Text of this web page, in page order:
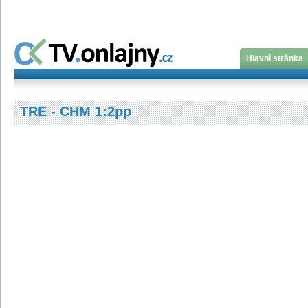
Hlavní stránka
TRE - CHM 1:2pp